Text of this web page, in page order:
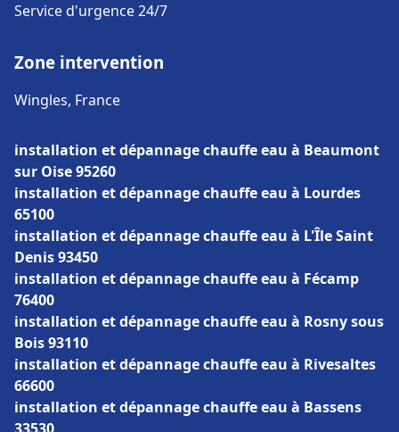
Service d'urgence 24/7
Zone intervention
Wingles, France
installation et dépannage chauffe eau à Beaumont
sur Oise 95260
installation et dépannage chauffe eau à Lourdes
65100
installation et dépannage chauffe eau à L'Île Saint
Denis 93450
installation et dépannage chauffe eau à Fécamp
76400
installation et dépannage chauffe eau à Rosny sous
Bois 93110
installation et dépannage chauffe eau à Rivesaltes
66600
installation et dépannage chauffe eau à Bassens